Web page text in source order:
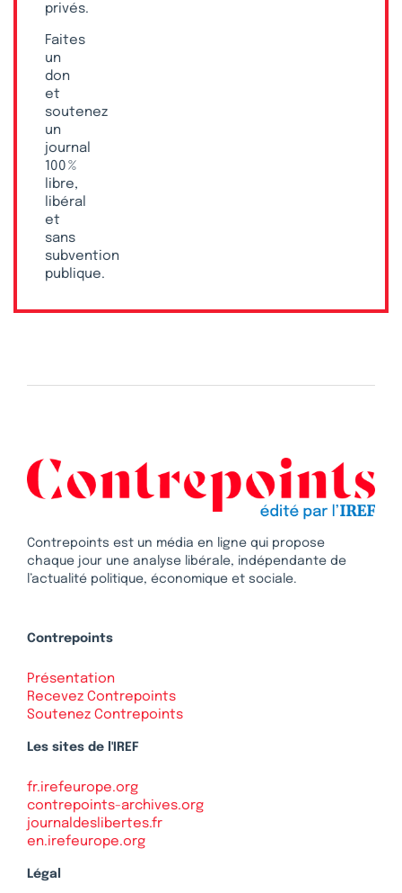
privés.
Faites
un
don
et
soutenez
un
journal
100 %
libre,
libéral
et
sans
subvention
publique.
Contrepoints est un média en ligne qui propose
chaque jour une analyse libérale, indépendante de
l’actualité politique, économique et sociale.
Contrepoints
Présentation
Recevez Contrepoints
Soutenez Contrepoints
Les sites de l'IREF
fr.irefeurope.org
contrepoints-archives.org
journaldeslibertes.fr
en.irefeurope.org
Légal